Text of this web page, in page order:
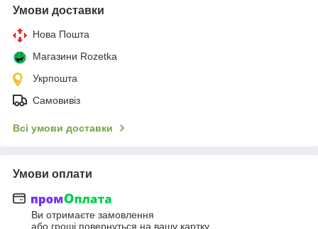
Умови доставки
Нова Пошта
Магазини Rozetka
Укрпошта
Самовивіз
Всі умови доставки
Умови оплати
Ви отримаєте замовлення
або гроші повернуться на вашу картку